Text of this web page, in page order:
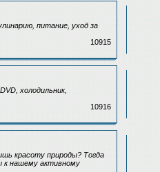
питание, уход за
10915
холодильник,
10916
красоту природы? Тогда
к нашему активному